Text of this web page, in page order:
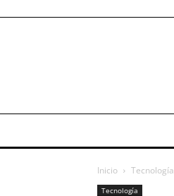
Inicio Tecnología
Tecnología